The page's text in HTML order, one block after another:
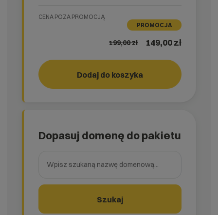
CENA POZA PROMOCJĄ
PROMOCJA
199,00zł 149,00 zł
Dodaj do koszyka RUN!
Dopasuj domenę do pakietu
Szukaj